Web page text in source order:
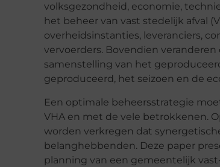
volksgezondheid, economie,
het beheer van vast stedelijk afval
overheidsinstanties, leveranciers,
vervoerders. Bovendien
samenstelling van het
geproduceerd, het seizoen en de
Een optimale beheersstrategie
VHA en met de vele betrokkenen.
worden verkregen dat
belanghebbenden. Deze paper
planning van een gemeentelijk